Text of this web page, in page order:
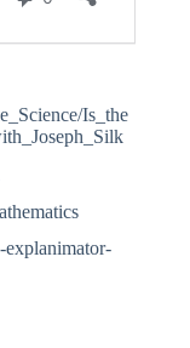
Is_the
explanimator-